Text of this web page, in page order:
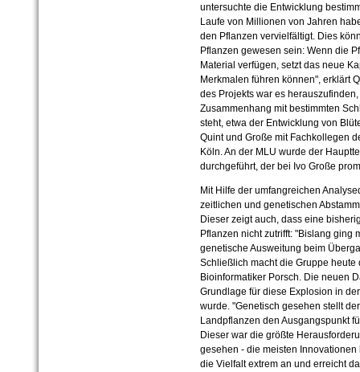
untersuchte die Entwicklung
Laufe von Millionen von Jahren
den Pflanzen vervielfältigt. Dies
Pflanzen gewesen sein: Wenn die
Material verfügen, setzt das neue
Merkmalen führen können", erklärt
des Projekts war es
Zusammenhang mit bestimmten
steht, etwa der Entwicklung von
Quint und Große mit Fachkollegen
Köln. An der MLU wurde der
durchgeführt, der bei Ivo Große
Mit Hilfe der umfangreichen
zeitlichen und genetischen
Dieser zeigt auch, dass eine
Pflanzen nicht zutrifft: "Bislang ging
genetische Ausweitung beim
Schließlich macht die Gruppe heute
Bioinformatiker Porsch. Die neuen
Grundlage für diese Explosion in
wurde. "Genetisch gesehen stellt
Landpflanzen den Ausgangspunkt
Dieser war die größte
gesehen - die meisten
die Vielfalt extrem an und erreicht